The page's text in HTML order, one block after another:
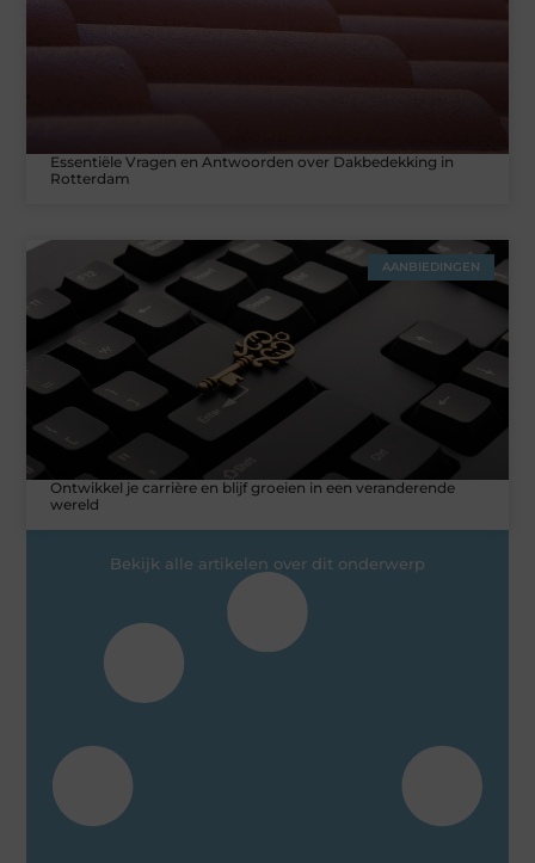
Essentiële Vragen en Antwoorden over Dakbedekking in
Rotterdam
AANBIEDINGEN
Ontwikkel je carrière en blijf groeien in een veranderende
wereld
Bekijk alle artikelen over dit onderwerp